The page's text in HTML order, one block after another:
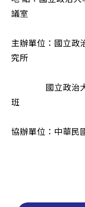
議室
主辦單位：國立政
究所
國立政治大學
班
協辦單位：中華民